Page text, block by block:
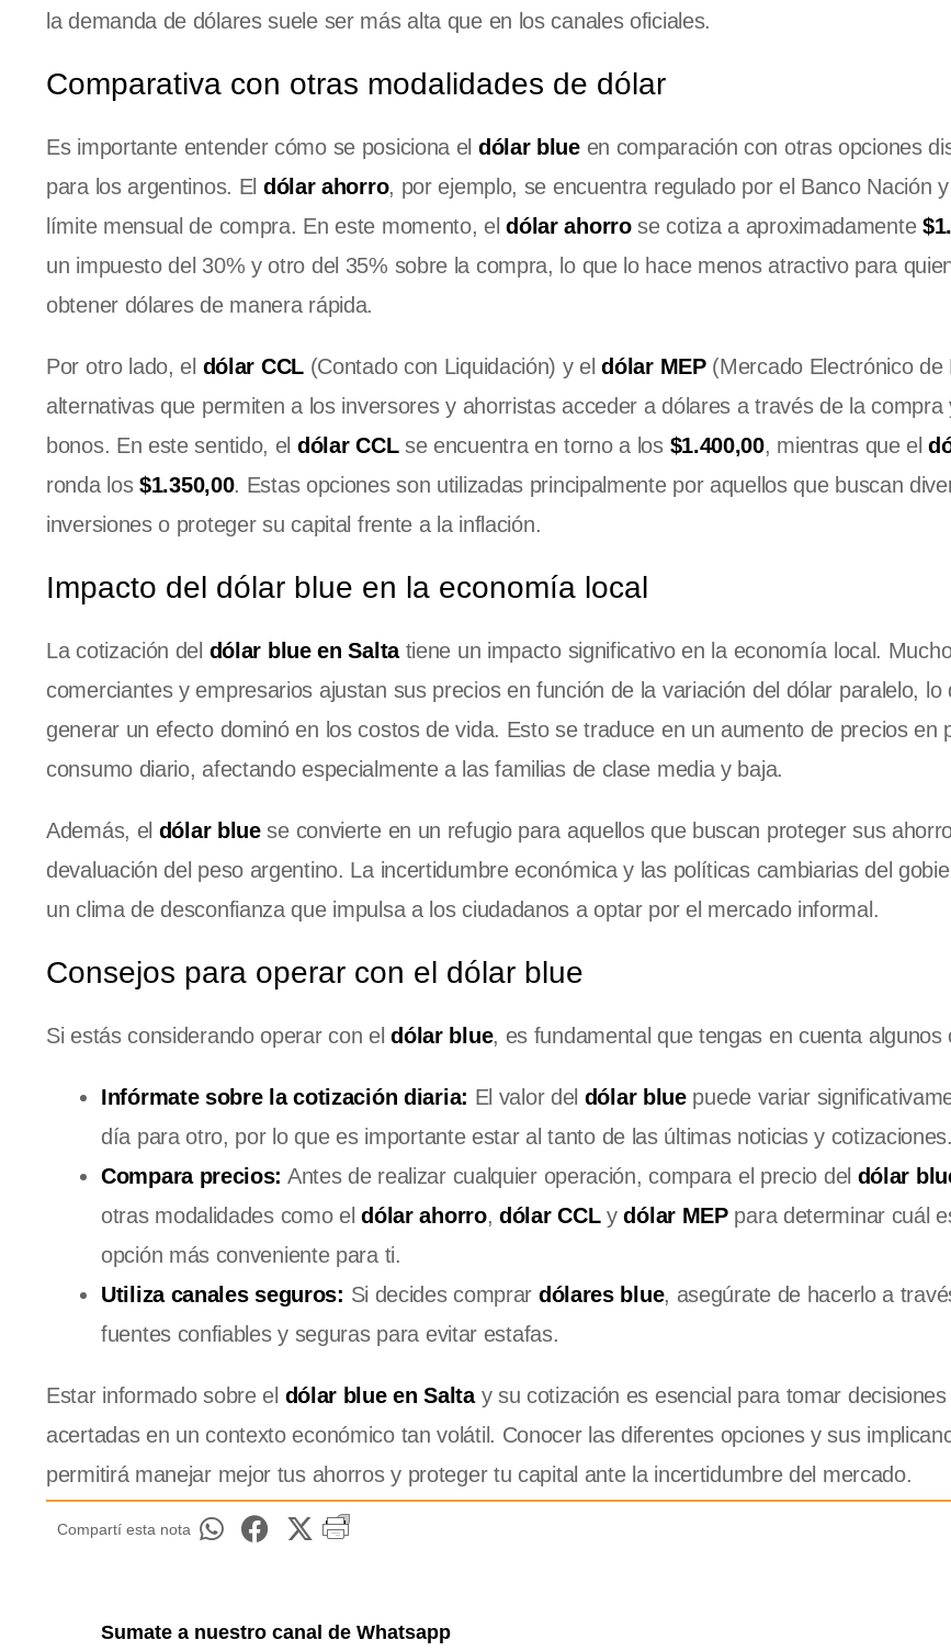
la demanda de dólares suele ser más alta que en los canales oficiales.
Comparativa con otras modalidades de dólar
Es importante entender cómo se posiciona el dólar blueen comparación con otras opciones
para los argentinos. El dólar ahorro, por ejemplo, se encuentra regulado por el Banco Nación
límite mensual de compra. En este momento, eldólar ahorrose cotiza a aproximadamente
un impuesto del 30% y otro del 35% sobre la compra, lo que lo hace menos atractivo para
obtener dólares de manera rápida.
Por otro lado, el dólar CCL(Contado con Liquidación) y eldólar MEP(Mercado Electrónico de
alternativas que permiten a los inversores y ahorristas acceder a dólares a través de la compra
bonos. En este sentido, el dólar CCLse encuentra en torno a los $1.400,00, mientras que el
ronda los $1.350,00. Estas opciones son utilizadas principalmente por aquellos que buscan
inversiones o proteger su capital frente a la inflación.
Impacto del dólar blue en la economía local
La cotización del dólar blue en Saltatiene un impacto significativo en la economía local.
comerciantes y empresarios ajustan sus precios en función de la variación del dólar paralelo, lo
generar un efecto dominó en los costos de vida. Esto se traduce en un aumento de precios en
consumo diario, afectando especialmente a las familias de clase media y baja.
Además, el dólar bluese convierte en un refugio para aquellos que buscan proteger sus
devaluación del peso argentino. La incertidumbre económica y las políticas cambiarias del
un clima de desconfianza que impulsa a los ciudadanos a optar por el mercado informal.
Consejos para operar con el dólar blue
Si estás considerando operar con eldólar blue, es fundamental que tengas en cuenta algunos
Infórmate sobre la cotización diaria: El valor del dólar bluepuede variar
día para otro, por lo que es importante estar al tanto de las últimas noticias y cotizaciones.
Compara precios: Antes de realizar cualquier operación, compara el precio del dólar
otras modalidades como eldólar ahorro,dólar CCLydólar MEPpara determinar cuál
opción más conveniente para ti.
Utiliza canales seguros: Si decides comprar dólares blue, asegúrate de hacerlo a
fuentes confiables y seguras para evitar estafas.
Estar informado sobre el dólar blue en Saltay su cotización es esencial para tomar
acertadas en un contexto económico tan volátil. Conocer las diferentes opciones y sus
permitirá manejar mejor tus ahorros y proteger tu capital ante la incertidumbre del mercado.
Compartí esta nota
Sumate a nuestro canal de Whatsapp